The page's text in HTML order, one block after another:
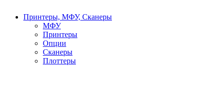
Принтеры, МФУ, Сканеры
МФУ
Принтеры
Опции
Сканеры
Плоттеры